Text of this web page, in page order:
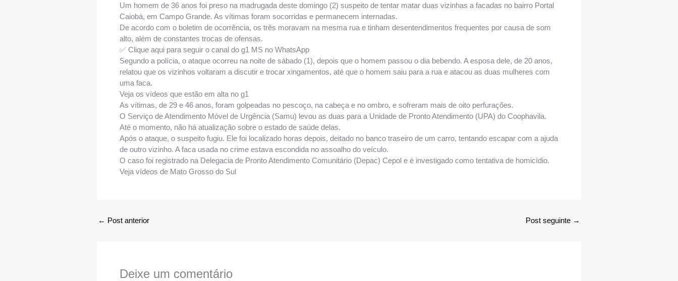
Um homem de 36 anos foi preso na madrugada deste domingo (2) suspeito de tentar matar duas vizinhas a facadas no bairro Portal
Caiobá, em Campo Grande. As vítimas foram socorridas e permanecem internadas.
De acordo com o boletim de ocorrência, os três moravam na mesma rua e tinham desentendimentos frequentes por causa de som
alto, além de constantes trocas de ofensas.
✅ Clique aqui para seguir o canal do g1 MS no WhatsApp
Segundo a polícia, o ataque ocorreu na noite de sábado (1), depois que o homem passou o dia bebendo. A esposa dele, de 20 anos,
relatou que os vizinhos voltaram a discutir e trocar xingamentos, até que o homem saiu para a rua e atacou as duas mulheres com
uma faca.
Veja os vídeos que estão em alta no g1
As vítimas, de 29 e 46 anos, foram golpeadas no pescoço, na cabeça e no ombro, e sofreram mais de oito perfurações.
O Serviço de Atendimento Móvel de Urgência (Samu) levou as duas para a Unidade de Pronto Atendimento (UPA) do Coophavila.
Até o momento, não há atualização sobre o estado de saúde delas.
Após o ataque, o suspeito fugiu. Ele foi localizado horas depois, deitado no banco traseiro de um carro, tentando escapar com a ajuda
de outro vizinho. A faca usada no crime estava escondida no assoalho do veículo.
O caso foi registrado na Delegacia de Pronto Atendimento Comunitário (Depac) Cepol e é investigado como tentativa de homicídio.
Veja vídeos de Mato Grosso do Sul
← Post anterior Post seguinte →
Deixe um comentário